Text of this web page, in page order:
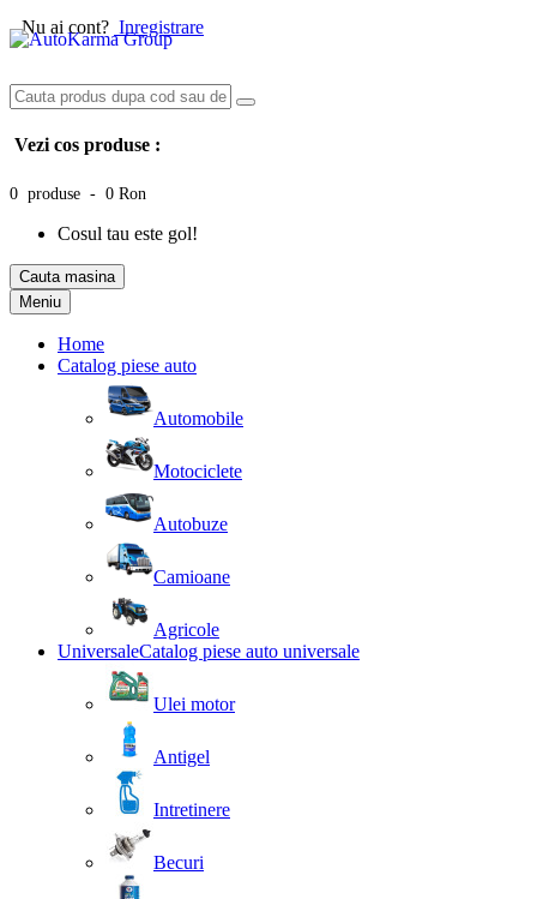
Nu ai cont? Inregistrare
Vezi cos produse :
0 produse - 0 Ron
Cosul tau este gol!
Cauta masina
Meniu
Home
Catalog piese auto
Automobile
Motociclete
Autobuze
Camioane
Agricole
UniversaleCatalog piese auto universale
Ulei motor
Antigel
Intretinere
Becuri